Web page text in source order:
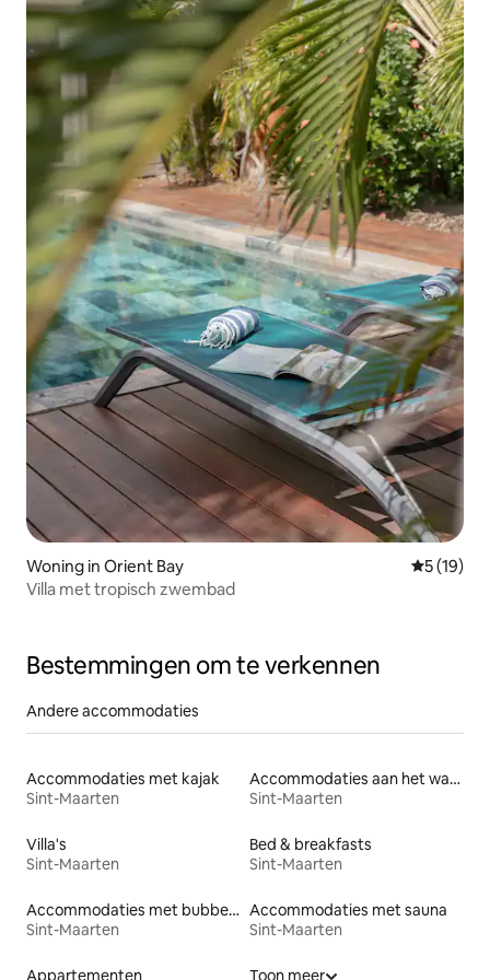
Woning in Orient Bay
5 (19)
Villa met tropisch zwembad
Bestemmingen om te verkennen
Andere accommodaties
Accommodaties met kajak
Sint-Maarten
Accommodaties aan het water
Sint-Maarten
Villa's
Sint-Maarten
Bed & breakfasts
Sint-Maarten
Accommodaties met bubbelbad
Sint-Maarten
Accommodaties met sauna
Sint-Maarten
Appartementen Toon meer